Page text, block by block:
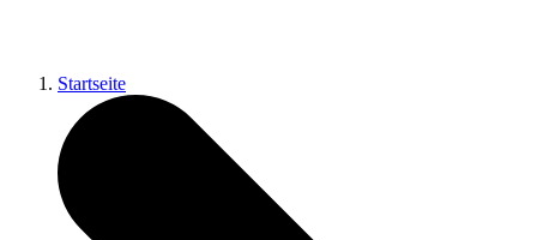
Startseite